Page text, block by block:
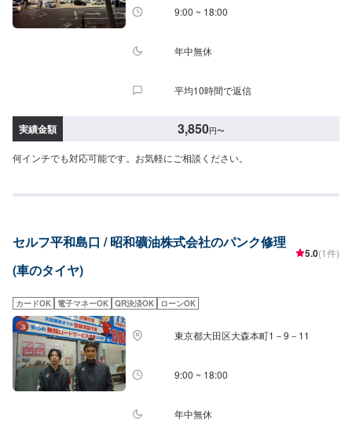
9:00 ~ 18:00
年中無休
平均10時間で返信
実績金額 3,850円〜
何インチでも対応可能です。お気軽にご相談ください。
セルフ平和島口 / 昭和礦油株式会社のパンク修理
(車のタイヤ)
5.0(1件)
カードOK 電子マネーOK QR決済OK ローンOK
東京都大田区大森本町1－9－11
9:00 ~ 18:00
年中無休